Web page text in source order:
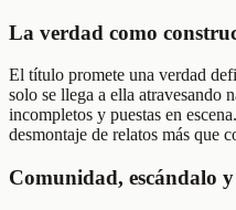
La verdad como
El título promete una verdad
solo se llega a ella atravesando
incompletos y puestas en
desmontaje de relatos más que
Comunidad, escándalo